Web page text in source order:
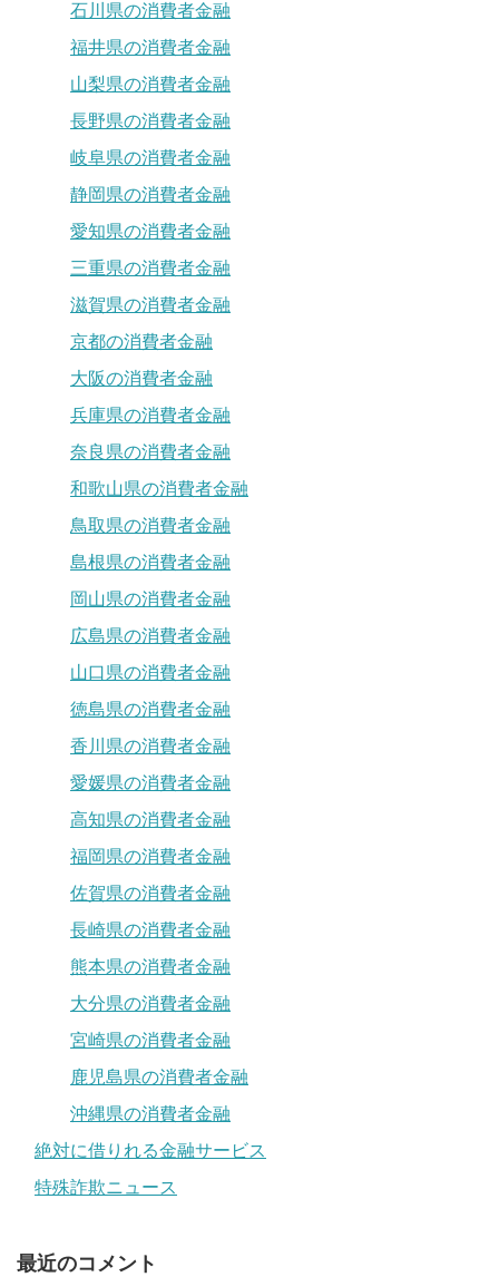
石川県の消費者金融
福井県の消費者金融
山梨県の消費者金融
長野県の消費者金融
岐阜県の消費者金融
静岡県の消費者金融
愛知県の消費者金融
三重県の消費者金融
滋賀県の消費者金融
京都の消費者金融
大阪の消費者金融
兵庫県の消費者金融
奈良県の消費者金融
和歌山県の消費者金融
鳥取県の消費者金融
島根県の消費者金融
岡山県の消費者金融
広島県の消費者金融
山口県の消費者金融
徳島県の消費者金融
香川県の消費者金融
愛媛県の消費者金融
高知県の消費者金融
福岡県の消費者金融
佐賀県の消費者金融
長崎県の消費者金融
熊本県の消費者金融
大分県の消費者金融
宮崎県の消費者金融
鹿児島県の消費者金融
沖縄県の消費者金融
絶対に借りれる金融サービス
特殊詐欺ニュース
最近のコメント